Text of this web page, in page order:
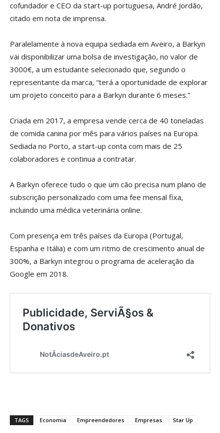
cofundador e CEO da start-up portuguesa, André Jordão,
citado em nota de imprensa.
Paralelamente à nova equipa sediada em Aveiro, a Barkyn
vai disponibilizar uma bolsa de investigação, no valor de
3000€, a um estudante selecionado que, segundo o
representante da marca, “terá a oportunidade de explorar
um projeto conceito para a Barkyn durante 6 meses.”
Criada em 2017, a empresa vende cerca de 40 toneladas
de comida canina por mês para vários países na Europa.
Sediada no Porto, a start-up conta com mais de 25
colaboradores e continua a contratar.
A Barkyn oferece tudo o que um cão precisa num plano de
subscrição personalizado com uma fee mensal fixa,
incluindo uma médica veterinária online.
Com presença em três países da Europa (Portugal,
Espanha e Itália) e com um ritmo de crescimento anual de
300%, a Barkyn integrou o programa de aceleração da
Google em 2018.
TAGS Economia Empreendedores Empresas Star Up